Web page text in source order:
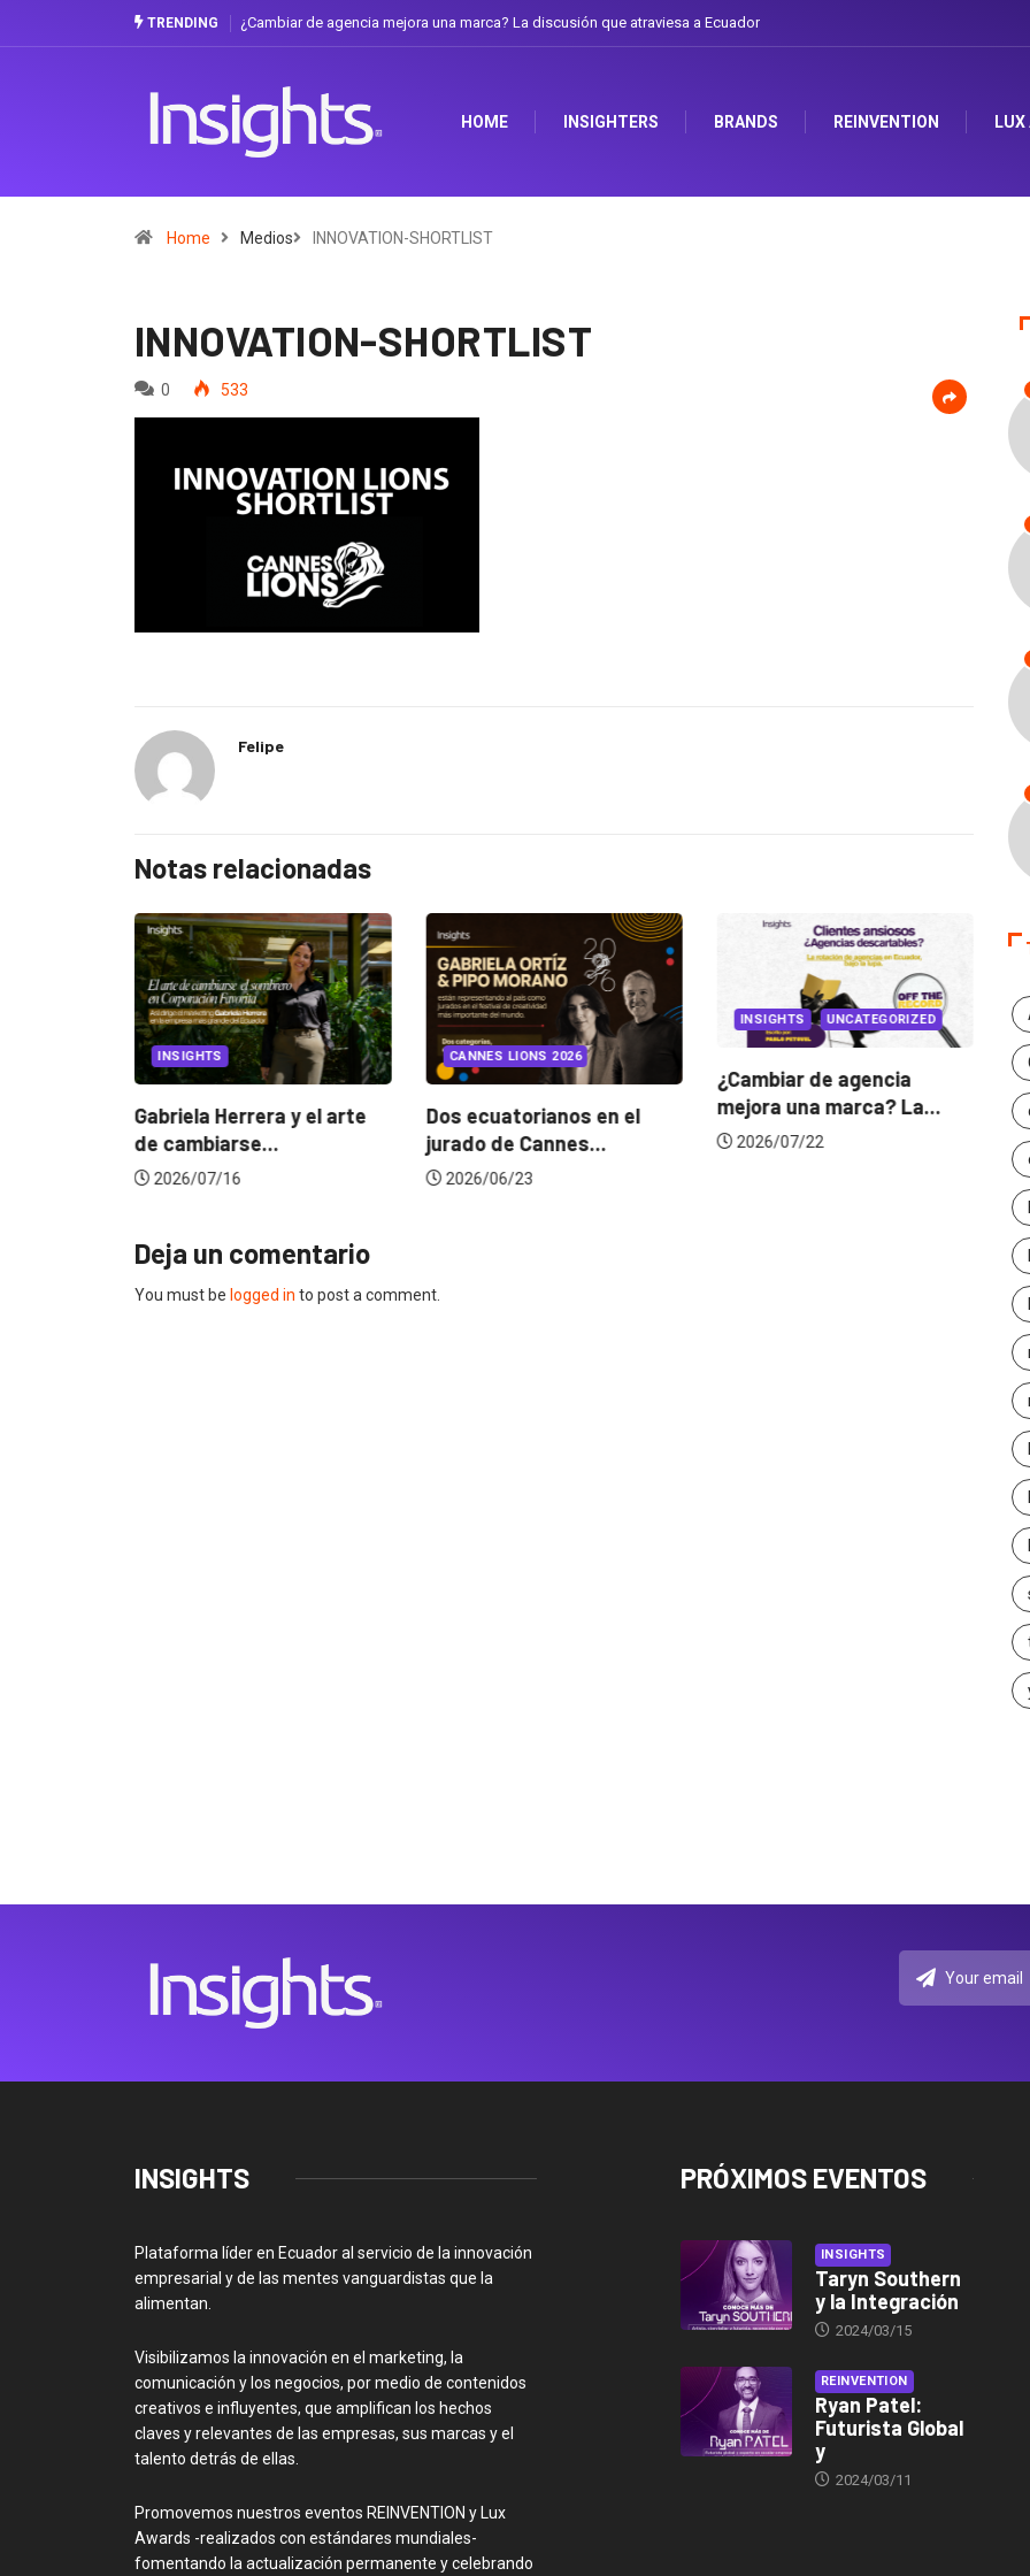
TRENDING ¿Cambiar de agencia mejora una marca? La discusión que atraviesa a Ecuador
HOME INSIGHTERS BRANDS REINVENTION LUX
Home Medios INNOVATION-SHORTLIST
INNOVATION-SHORTLIST
0 533
Felipe
Notas relacionadas
INSIGHTS
Gabriela Herrera y el arte
de cambiarse...
2026/07/16
CANNES LIONS 2026
Dos ecuatorianos en el
jurado de Cannes...
2026/06/23
INSIGHTS UNCATEGORIZED
¿Cambiar de agencia
mejora una marca? La...
2026/07/22
Deja un comentario
You must be logged in to post a comment.
INSIGHTS
Plataforma líder en Ecuador al servicio de la innovación
empresarial y de las mentes vanguardistas que la
alimentan.
Visibilizamos la innovación en el marketing, la
comunicación y los negocios, por medio de contenidos
creativos e influyentes, que amplifican los hechos
claves y relevantes de las empresas, sus marcas y el
talento detrás de ellas.
Promovemos nuestros eventos REINVENTION y Lux
Awards -realizados con estándares mundiales-
fomentando la actualización permanente y celebrando
PRÓXIMOS EVENTOS
INSIGHTS
Taryn Southern
y la Integración
2024/03/15
REINVENTION
Ryan Patel:
Futurista Global
y
2024/03/11